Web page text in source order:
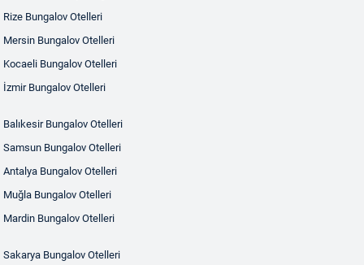
Rize Bungalov Otelleri
Mersin Bungalov Otelleri
Kocaeli Bungalov Otelleri
İzmir Bungalov Otelleri
Balıkesir Bungalov Otelleri
Samsun Bungalov Otelleri
Antalya Bungalov Otelleri
Muğla Bungalov Otelleri
Mardin Bungalov Otelleri
Sakarya Bungalov Otelleri